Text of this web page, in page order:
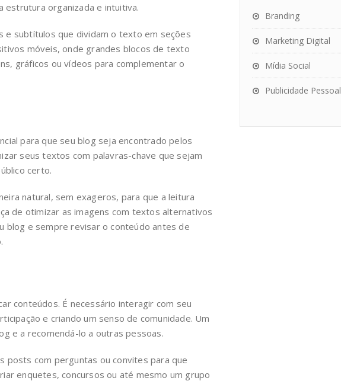
estrutura organizada e intuitiva.
subtítulos que dividam o texto em seções
móveis, onde grandes blocos de texto
gráficos ou vídeos para complementar o
para que seu blog seja encontrado pelos
seus textos com palavras-chave que sejam
certo.
natural, sem exageros, para que a leitura
de otimizar as imagens com textos alternativos
blog e sempre revisar o conteúdo antes de
conteúdos. É necessário interagir com seu
e criando um senso de comunidade. Um
e a recomendá-lo a outras pessoas.
posts com perguntas ou convites para que
enquetes, concursos ou até mesmo um grupo
Branding
Marketing Digital
Mídia Social
Publicidade Pessoal